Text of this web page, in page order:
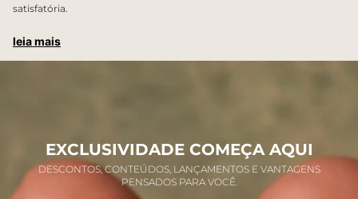
satisfatória.
leia mais
EXCLUSIVIDADE COMEÇA AQUI
DESCONTOS, CONTEÚDOS, LANÇAMENTOS E VANTAGENS
PENSADOS PARA VOCÊ.